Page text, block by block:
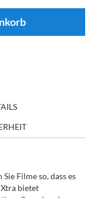
Filme so, dass es
bietet